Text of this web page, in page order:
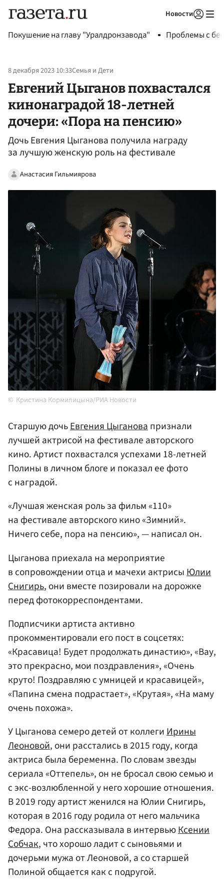
Новости
Покушение на главу "Уралдронзавода" Проблемы с
8 декабря 2023 10:33Семья и Дети
Евгений Цыганов похвастался
кинонаградой 18-летней
дочери: «Пора на пенсию»
Дочь Евгения Цыганова получила награду
за лучшую женскую роль на фестивале
Анастасия Гильмиярова
Кристина Кормилицына/РИА Новости
Старшую дочьЕвгения Цыгановапризнали
лучшей актрисой на фестивале авторского
кино. Артист похвастался успехами 18-летней
Полины в личном блоге и показал ее фото
с наградой.
«Лучшая женская роль за фильм «110»
на фестивале авторского кино «Зимний».
Ничего себе, пора на пенсию», — написал он.
Цыганова приехала на мероприятие
в сопровождении отца и мачехи актрисы Юлии
Снигирь, они вместе позировали на дорожке
перед фотокорреспондентами.
Подписчики артиста активно
прокомментировали его пост в соцсетях:
«Красавица! Будет продолжать династию», «Вау,
это прекрасно, мои поздравления», «Очень
круто! Поздравляю с умницей и красавицей»,
«Папина смена подрастает», «Крутая», «На маму
очень похожа».
У Цыганова семеро детей от коллегиИрины
Леоновой, они расстались в 2015 году, когда
актриса была беременна. По словам звезды
сериала «Оттепель», он не бросал свою семью и
с экс-возлюбленной у него хорошие отношения.
В 2019 году артист женился на Юлии Снигирь,
которая в 2016 году родила от него мальчика
Федора. Она рассказывала в интервьюКсении
Собчак, что хорошо ладит с сыновьями и
дочерьми мужа от Леоновой, а со старшей
Полиной общается как с подругой.